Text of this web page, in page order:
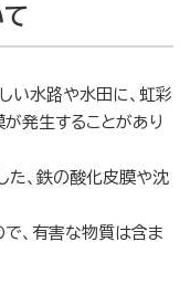
い水路や水田に、虹彩
発生することがあり
た、鉄の酸化皮膜や沈
、有害な物質は含ま